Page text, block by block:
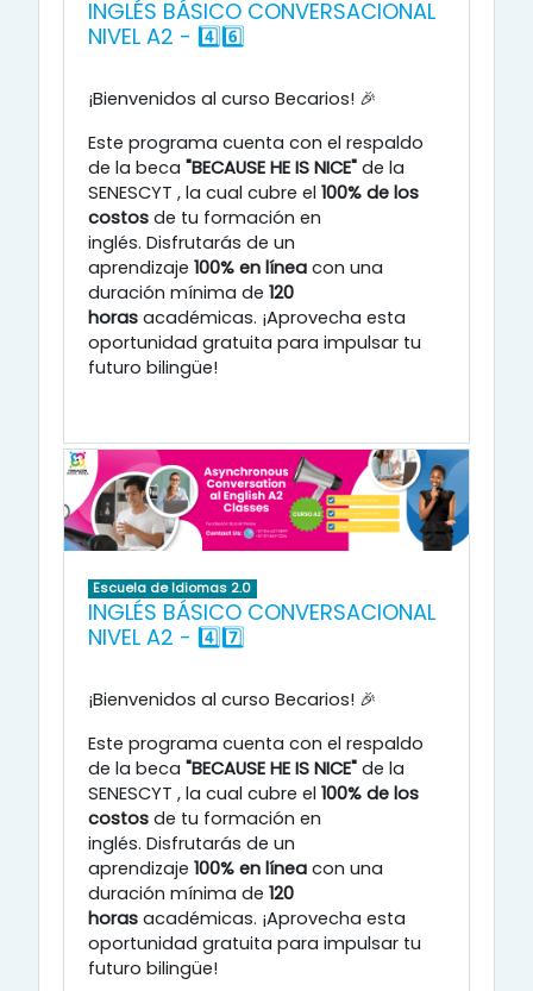
INGLÉS BÁSICO CONVERSACIONAL
NIVEL A2 - 4️⃣6️⃣
¡Bienvenidos al curso Becarios! 🎉
Este programa cuenta con el respaldo
de la beca "BECAUSE HE IS NICE" de la
SENESCYT , la cual cubre el 100% de los
costos de tu formación en
inglés. Disfrutarás de un
aprendizaje 100% en línea con una
duración mínima de 120
horas académicas. ¡Aprovecha esta
oportunidad gratuita para impulsar tu
futuro bilingüe!
Escuela de Idiomas 2.0
INGLÉS BÁSICO CONVERSACIONAL
NIVEL A2 - 4️⃣7️⃣
¡Bienvenidos al curso Becarios! 🎉
Este programa cuenta con el respaldo
de la beca "BECAUSE HE IS NICE" de la
SENESCYT , la cual cubre el 100% de los
costos de tu formación en
inglés. Disfrutarás de un
aprendizaje 100% en línea con una
duración mínima de 120
horas académicas. ¡Aprovecha esta
oportunidad gratuita para impulsar tu
futuro bilingüe!